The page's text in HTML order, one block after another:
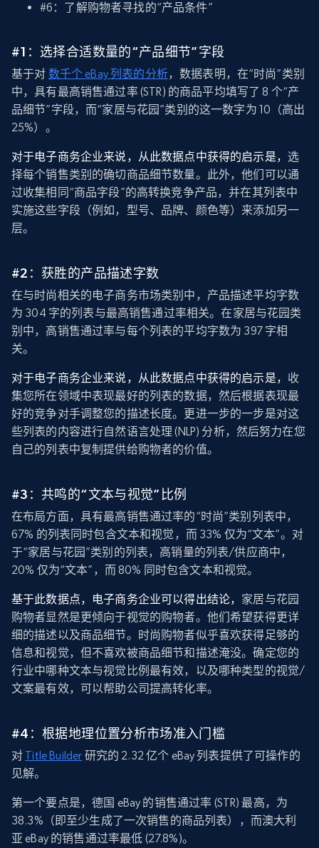
#6：了解购物者寻找的“产品条件”
#1：选择合适数量的“产品细节”字段
基于对 数千个 eBay 列表的分析，数据表明，在“时尚”类别
中，具有最高销售通过率 (STR) 的商品平均填写了 8 个“产
品细节”字段，而“家居与花园”类别的这一数字为 10（高出
25%）。
对于电子商务企业来说，从此数据点中获得的启示是， 选
择每个销售类别的确切商品细节数量。此外，他们可以通
过收集相同“商品字段”的高转换竞争产品，并在其列表中
实施这些字段（例如，型号、品牌、颜色等）来添加另一
层。
#2：获胜的产品描述字数
在与时尚相关的电子商务市场类别中，产品描述平均字数
为 304 字的列表与最高销售通过率相关。在家居与花园类
别中，高销售通过率与每个列表的平均字数为 397 字相
关。
对于电子商务企业来说，从此数据点中获得的启示是， 收
集您所在领域中表现最好的列表的数据，然后根据表现最
好的竞争对手调整您的描述长度。更进一步的一步是对这
些列表的内容进行自然语言处理 (NLP) 分析，然后努力在您
自己的列表中复制提供给购物者的价值。
#3：共鸣的“文本与视觉”比例
在布局方面，具有最高销售通过率的“时尚”类别列表中，
67% 的列表同时包含文本和视觉，而 33% 仅为“文本”。对
于“家居与花园”类别的列表，高销量的列表/供应商中，
20% 仅为“文本”，而 80% 同时包含文本和视觉。
基于此数据点，电子商务企业可以得出结论， 家居与花园
购物者显然是更倾向于视觉的购物者。他们希望获得更详
细的描述以及商品细节。时尚购物者似乎喜欢获得足够的
信息和视觉，但不喜欢被商品细节和描述淹没。确定您的
行业中哪种文本与视觉比例最有效，以及哪种类型的视觉/
文案最有效，可以帮助公司提高转化率。
#4：根据地理位置分析市场准入门槛
对 Title Builder 研究的 2.32 亿个 eBay 列表提供了可操作的
见解。
第一个要点是，德国 eBay 的销售通过率 (STR) 最高，为
38.3%（即至少生成了一次销售的商品列表），而澳大利
亚 eBay 的销售通过率最低 (27.8%)。